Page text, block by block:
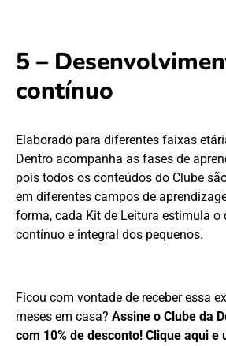
5 –
contínuo
Elaborado para diferentes faixas
Dentro acompanha as fases de
pois todos os conteúdos do Clube
em diferentes campos de
forma, cada Kit de Leitura estimula o
contínuo e integral dos pequenos.
Ficou com vontade de receber essa
meses em casa? Assine o Clube da
com 10% de desconto! Clique aqui e